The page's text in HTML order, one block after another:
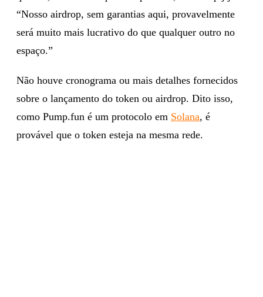
“Nosso airdrop, sem garantias aqui, provavelmente
será muito mais lucrativo do que qualquer outro no
espaço.”
Não houve cronograma ou mais detalhes fornecidos
sobre o lançamento do token ou airdrop. Dito isso,
como Pump.fun é um protocolo em Solana, é
provável que o token esteja na mesma rede.